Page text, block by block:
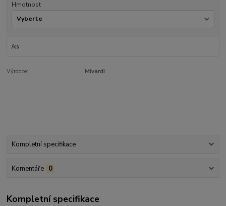
Hmotnost
/ks
Výrobce: Mivardi
Kompletní specifikace
Komentáře 0
Kompletní specifikace